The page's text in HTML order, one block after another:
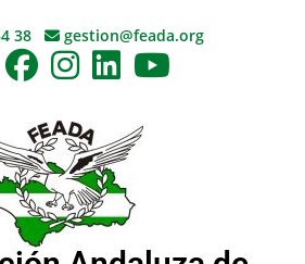
38 gestion@feada.org